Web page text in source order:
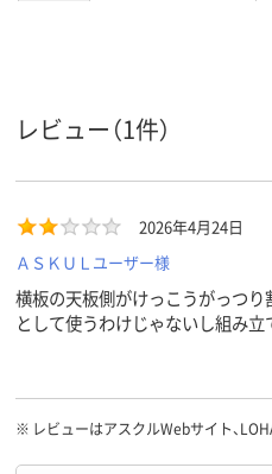
レビュー（1件）
2026年4月24日
ＡＳＫＵＬユーザー様
横板の天板側がけっこうがっつ
として使うわけじゃないし組み
※ レビューはアスクルWebサイト、